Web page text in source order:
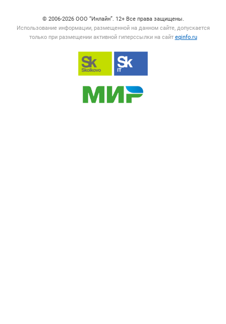
© 2006‑2026 ООО “Инлайн”. 12+ Все права защищены.
Использование информации, размещенной на данном сайте, допускается
только при размещении активной гиперссылки на сайт eqinfo.ru